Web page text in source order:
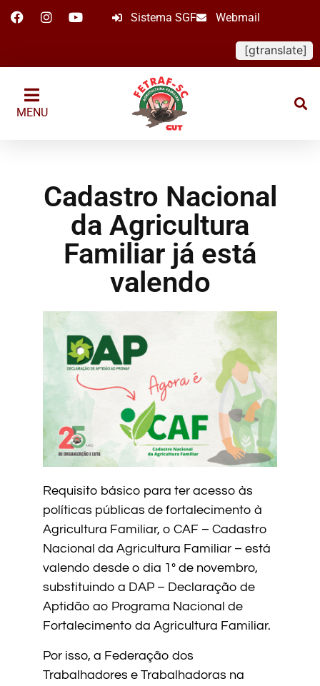
Sistema SGF Webmail
[gtranslate]
MENU
Cadastro Nacional
da Agricultura
Familiar já está
valendo
Requisito básico para ter acesso às
políticas públicas de fortalecimento à
Agricultura Familiar, o CAF – Cadastro
Nacional da Agricultura Familiar – está
valendo desde o dia 1º de novembro,
substituindo a DAP – Declaração de
Aptidão ao Programa Nacional de
Fortalecimento da Agricultura Familiar.
Por isso, a Federação dos
Trabalhadores e Trabalhadoras na